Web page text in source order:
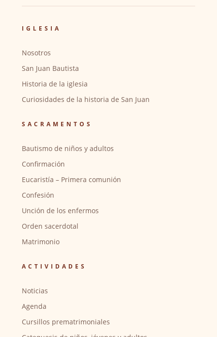
IGLESIA
Nosotros
San Juan Bautista
Historia de la iglesia
Curiosidades de la historia de San Juan
SACRAMENTOS
Bautismo de niños y adultos
Confirmación
Eucaristía – Primera comunión
Confesión
Unción de los enfermos
Orden sacerdotal
Matrimonio
ACTIVIDADES
Noticias
Agenda
Cursillos prematrimoniales